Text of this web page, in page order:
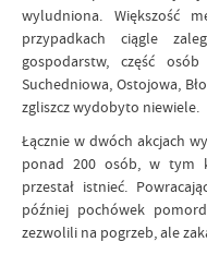
wyludniona. Większość
przypadkach ciągle
gospodarstw, część
Suchedniowa, Ostojowa,
zgliszcz wydobyto niewiele.
Łącznie w dwóch akcjach
ponad 200 osób, w tym
przestał istnieć.
później pochówek
zezwolili na pogrzeb, ale